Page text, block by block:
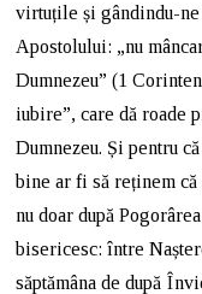
virtuțile și gândindu-ne
Apostolului: „nu
Dumnezeu” (1
iubire”, care dă roade
Dumnezeu. Și pentru
bine ar fi să reținem că
nu doar după
bisericesc: între
săptămâna de după